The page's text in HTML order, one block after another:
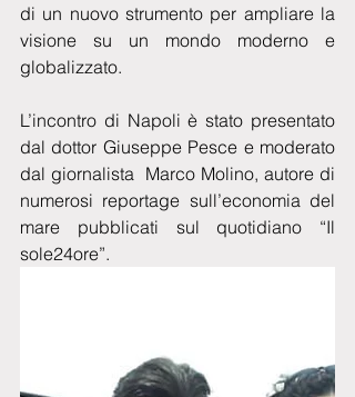
di un nuovo strumento per ampliare la
visione su un mondo moderno e
globalizzato.
L’incontro di Napoli è stato presentato
dal dottor Giuseppe Pesce e moderato
dal giornalista  Marco Molino, autore di
numerosi reportage sull’economia del
mare pubblicati sul quotidiano “Il
sole24ore”.